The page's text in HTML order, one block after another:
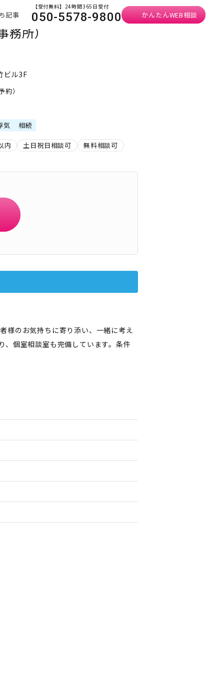
記事
【受付無料】24時間365日受付
050-5578-9800 かんたんWEB相談
所）
ビル3F
）
気 相続
内 土日祝日相談可 無料相談可
様のお気持ちに寄り添い、一緒に考え
、個室相談室も完備しています。条件